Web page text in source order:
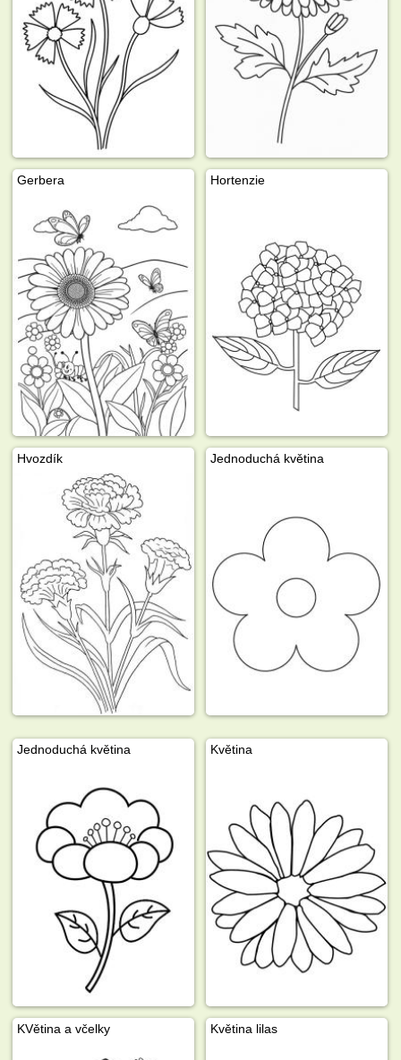
Gerbera Hortenzie
Hvozdík Jednoduchá květina
Jednoduchá květina Květina
KVětina a včelky Květina lilas